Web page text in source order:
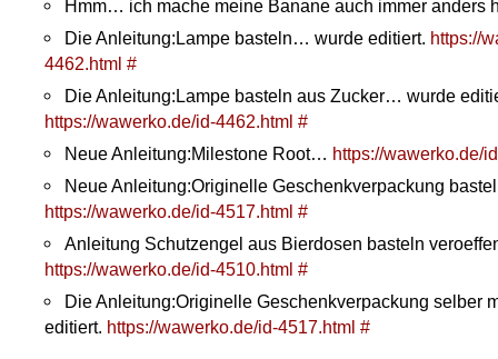
Hmm… ich mache meine Banane auch immer anders
Die Anleitung:Lampe basteln… wurde editiert. https://
4462.html #
Die Anleitung:Lampe basteln aus Zucker… wurde
https://wawerko.de/id-4462.html #
Neue Anleitung:Milestone Root… https://wawerko.de/
Neue Anleitung:Originelle Geschenkverpackung
https://wawerko.de/id-4517.html #
Anleitung Schutzengel aus Bierdosen basteln
https://wawerko.de/id-4510.html #
Die Anleitung:Originelle Geschenkverpackung selber
editiert. https://wawerko.de/id-4517.html #